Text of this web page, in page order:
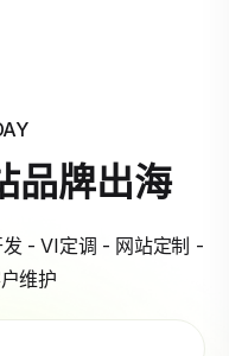
品牌出海
- VI定调 - 网站定制 -
维护